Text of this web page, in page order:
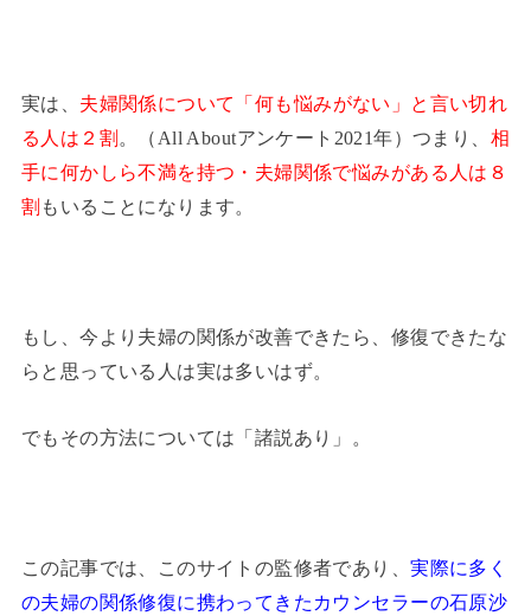
実は、 夫婦関係について「何も悩みがない」と言い切れ
る人は２割。（All Aboutアンケート2021年）つまり、 相
手に何かしら不満を持つ・夫婦関係で悩みがある人は８
割 もいることになります。
もし、今より夫婦の関係が改善できたら、修復できたな
らと思っている人は実は多いはず。
でもその方法については「諸説あり」。
この記事では、このサイトの監修者であり、実際に多く
の夫婦の関係修復に携わってきたカウンセラーの石原沙